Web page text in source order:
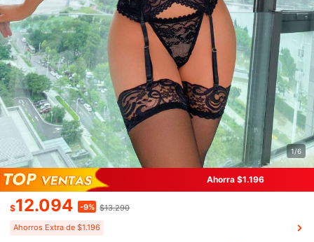
1/6
Ahorra $1.196
$12.094 -9% $13.290
Ahorros Extra de $1.196